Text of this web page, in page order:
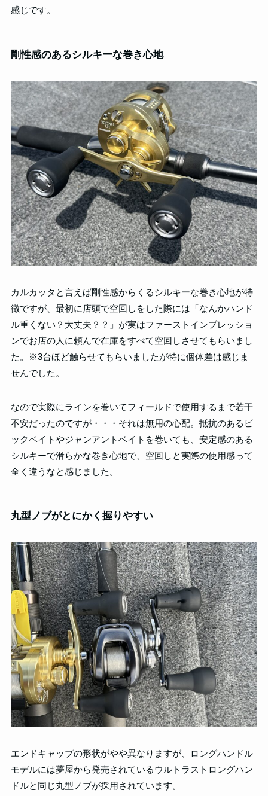
感じです。
剛性感のあるシルキーな巻き心地
カルカッタと言えば剛性感からくるシルキーな巻き心地が特
徴ですが、最初に店頭で空回しをした際には「なんかハンド
ル重くない？大丈夫？？」が実はファーストインプレッショ
ンでお店の人に頼んで在庫をすべて空回しさせてもらいまし
た。※3台ほど触らせてもらいましたが特に個体差は感じま
せんでした。
なので実際にラインを巻いてフィールドで使用するまで若干
不安だったのですが・・・それは無用の心配。抵抗のあるビ
ックベイトやジャンアントベイトを巻いても、安定感のある
シルキーで滑らかな巻き心地で、空回しと実際の使用感って
全く違うなと感じました。
丸型ノブがとにかく握りやすい
エンドキャップの形状がやや異なりますが、ロングハンドル
モデルには夢屋から発売されているウルトラストロングハン
ドルと同じ丸型ノブが採用されています。